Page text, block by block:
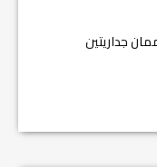
جداريتين